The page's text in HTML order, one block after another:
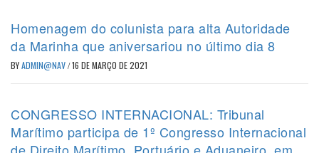
Homenagem do colunista para alta Autoridade
da Marinha que aniversariou no último dia 8
BYADMIN@NAV/16 DE MARÇO DE 2021
CONGRESSO INTERNACIONAL: Tribunal
Marítimo participa de 1º Congresso Internacional